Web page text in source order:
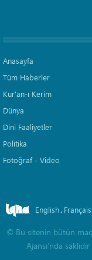
Anasayfa
Tüm Haberler
Kur'an-ı Kerim
Dünya
Dini Faaliyetler
Politika
Fotoğraf - Video
English. Français
© Bu sitenin bütün
Ajansı’nda